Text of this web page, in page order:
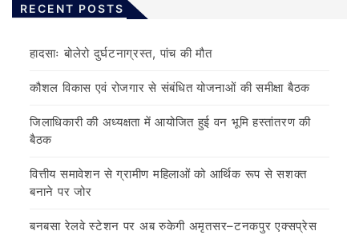
RECENT POSTS
हादसाः बोलेरो दुर्घटनाग्रस्त, पांच की मौत
कौशल विकास एवं रोजगार से संबंधित योजनाओं की समीक्षा बैठक
जिलाधिकारी की अध्यक्षता में आयोजित हुई वन भूमि हस्तांतरण की
बैठक
वित्तीय समावेशन से ग्रामीण महिलाओं को आर्थिक रूप से सशक्त
बनाने पर जोर
बनबसा रेलवे स्टेशन पर अब रुकेगी अमृतसर–टनकपुर एक्सप्रेस